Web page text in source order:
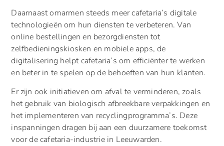
Daarnaast omarmen steeds meer cafetaria’s digitale
technologieën om hun diensten te verbeteren. Van
online bestellingen en bezorgdiensten tot
zelfbedieningskiosken en mobiele apps, de
digitalisering helpt cafetaria’s om efficiënter te werken
en beter in te spelen op de behoeften van hun klanten.
Er zijn ook initiatieven om afval te verminderen, zoals
het gebruik van biologisch afbreekbare verpakkingen en
het implementeren van recyclingprogramma’s. Deze
inspanningen dragen bij aan een duurzamere toekomst
voor de cafetaria-industrie in Leeuwarden.